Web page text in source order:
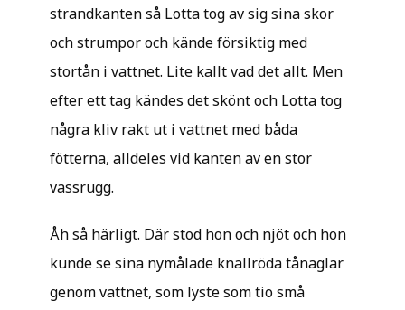
strandkanten så Lotta tog av sig sina skor
och strumpor och kände försiktig med
stortån i vattnet. Lite kallt vad det allt. Men
efter ett tag kändes det skönt och Lotta tog
några kliv rakt ut i vattnet med båda
fötterna, alldeles vid kanten av en stor
vassrugg.
Åh så härligt. Där stod hon och njöt och hon
kunde se sina nymålade knallröda tånaglar
genom vattnet, som lyste som tio små